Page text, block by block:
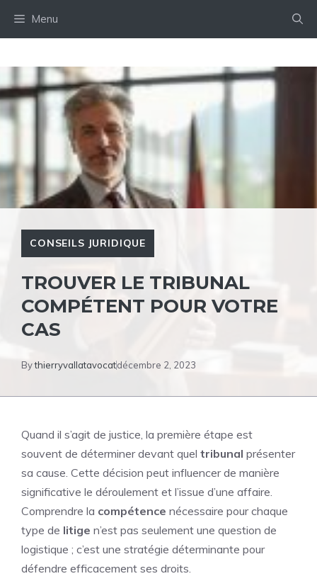
Menu
CONSEILS JURIDIQUE
TROUVER LE TRIBUNAL
COMPÉTENT POUR VOTRE
CAS
Bythierryvallatavocatdécembre 2, 2023
Quand il s’agit de justice, la première étape est
souvent de déterminer devant quel tribunal présenter
sa cause. Cette décision peut influencer de manière
significative le déroulement et l’issue d’une affaire.
Comprendre la compétence nécessaire pour chaque
type de litige n’est pas seulement une question de
logistique ; c’est une stratégie déterminante pour
défendre efficacement ses droits.